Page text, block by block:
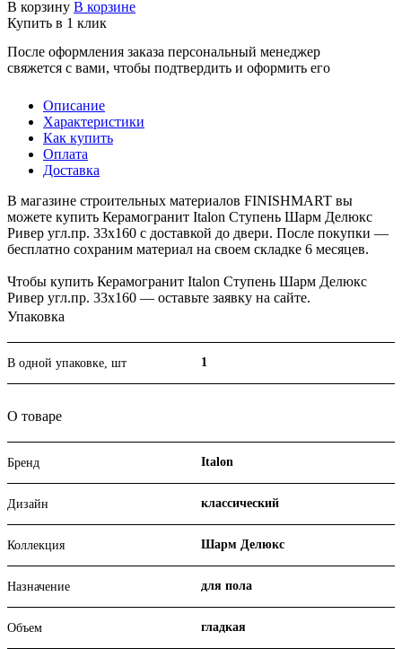
В корзину В корзине
Купить в 1 клик
После оформления заказа персональный менеджер
свяжется с вами, чтобы подтвердить и оформить его
Описание
Характеристики
Как купить
Оплата
Доставка
В магазине строительных материалов FINISHMART вы
можете купить Керамогранит Italon Ступень Шарм Делюкс
Ривер угл.пр. 33х160 с доставкой до двери. После покупки —
бесплатно сохраним материал на своем складке 6 месяцев.
Чтобы купить Керамогранит Italon Ступень Шарм Делюкс
Ривер угл.пр. 33х160 — оставьте заявку на сайте.
Упаковка
В одной упаковке, шт 1
О товаре
Бренд Italon
Дизайн классический
Коллекция Шарм Делюкс
Назначение для пола
Объем гладкая